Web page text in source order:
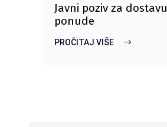
Javni poziv za dostavu
ponude
PROČITAJ VIŠE